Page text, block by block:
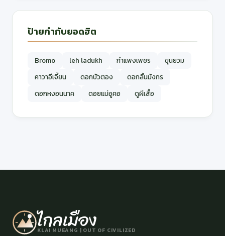
ป้ายกำกับยอดฮิต
Bromo leh ladukh กำแพงเพชร
ขุนยวม
คาวาอีเจี้ยน
ดอกบัวตอง
ดอกลิ้นมังกร
ดอกหงอนนาค
ดอยแม่อูคอ ดูผีเสื้อ
ไกลเมือง
KLAI MUEANG | OUT OF CIVILIZED